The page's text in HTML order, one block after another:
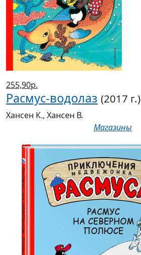
255,90р.
Расмус-водолаз (2017 г.)
Хансен К., Хансен В.
Магазины